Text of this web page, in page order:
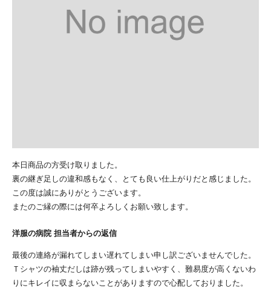
本日商品の方受け取りました。
裏の継ぎ足しの違和感もなく、とても良い仕上がりだと感じました。
この度は誠にありがとうございます。
またのご縁の際には何卒よろしくお願い致します。
洋服の病院 担当者からの返信
最後の連絡が漏れてしまい遅れてしまい申し訳ございませんでした。
Ｔシャツの袖丈だしは跡が残ってしまいやすく、難易度が高くないわ
りにキレイに収まらないことがありますので心配しておりました。